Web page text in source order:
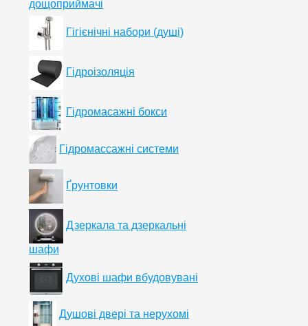
дощоприймачі
Гігієнічні набори (душі)
Гідроізоляція
Гідромасажні бокси
Гідромассажні системи
Ґрунтовки
Дзеркала та дзеркальні
шафи
Духові шафи вбудовувані
Душові двері та нерухомі